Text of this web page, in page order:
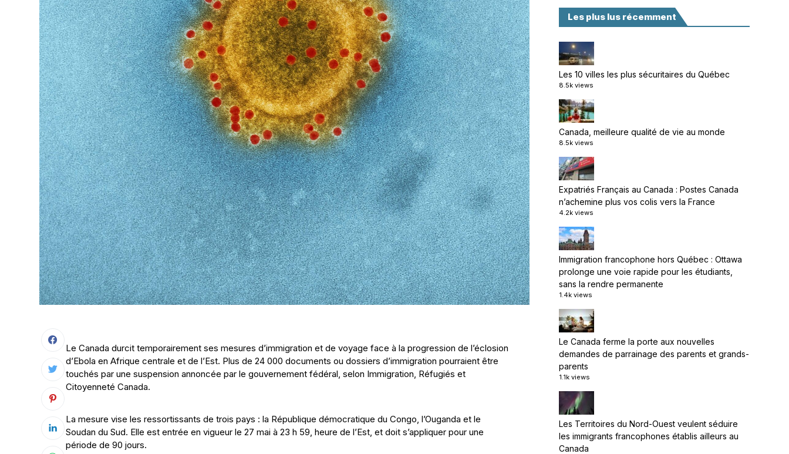
Le Canada durcit temporairement ses mesures d’immigration et de voyage face à la progression de l’éclosion
d’Ebola en Afrique centrale et de l’Est. Plus de 24 000 documents ou dossiers d’immigration pourraient être
touchés par une suspension annoncée par le gouvernement fédéral, selon Immigration, Réfugiés et
Citoyenneté Canada.
La mesure vise les ressortissants de trois pays : la République démocratique du Congo, l’Ouganda et le
Soudan du Sud. Elle est entrée en vigueur le 27 mai à 23 h 59, heure de l’Est, et doit s’appliquer pour une
période de 90 jours.
Les plus lus récemment
Les 10 villes les plus sécuritaires du Québec
8.5k views
Canada, meilleure qualité de vie au monde
8.5k views
Expatriés Français au Canada : Postes Canada
n’achemine plus vos colis vers la France
4.2k views
Immigration francophone hors Québec : Ottawa
prolonge une voie rapide pour les étudiants,
sans la rendre permanente
1.4k views
Le Canada ferme la porte aux nouvelles
demandes de parrainage des parents et grands-
parents
1.1k views
Les Territoires du Nord-Ouest veulent séduire
les immigrants francophones établis ailleurs au
Canada